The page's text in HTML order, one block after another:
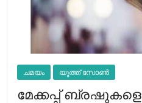
ചമയം യൂത്ത് സോൺ
മേക്കപ്പ് ബ്രഷുകളെ